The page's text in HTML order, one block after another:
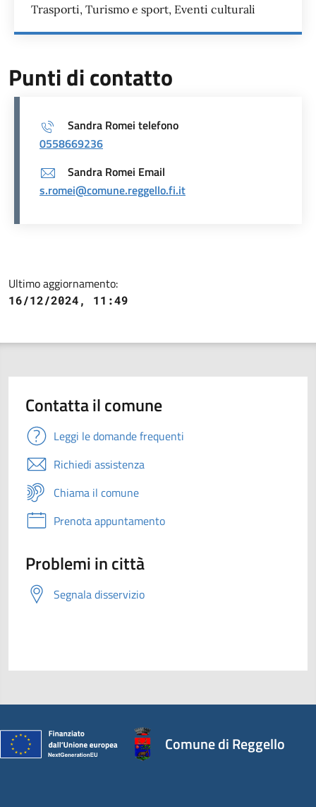
Trasporti, Turismo e sport, Eventi culturali
Punti di contatto
Sandra Romei telefono
0558669236
Sandra Romei Email
s.romei@comune.reggello.fi.it
Ultimo aggiornamento:
16/12/2024, 11:49
Contatta il comune
Leggi le domande frequenti
Richiedi assistenza
Chiama il comune
Prenota appuntamento
Problemi in città
Segnala disservizio
Comune di Reggello